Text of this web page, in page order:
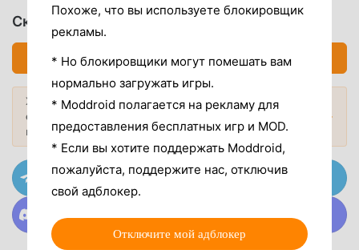
enjoy the flight, and take on an amazing international
journey!FEATURES: - An airplane game for kids;- Ultra-real
airport processes: check-in, security, boarding and more;-
Well-equipped airport facilities: check-in gates, security
checkpoints, shuttles and more;- Various airport goods:
clothes, toys, special snacks and more;- Lots of airport
characters to play: passengers, flight attendants, security
inspectors and more;- Enjoy the flight: have snacks, have a
drink, and take a nap!- Experience international travel:
Brazil, Japan, United States, Egypt!About BabyBus
—————At BabyBus, we dedicate ourselves to sparking
kids' creativity, imagination and curiosity,and designing our
products through the kids' perspective to help them
Скачать 宝宝机场 (MOD, Unlocked)
Скачать APK (99.29MB)
Хотите больше? Просмотрите
самые популярные Mod APK
года.
Популярные моды →
Присоединяйтесь к @MODDROID.CO на канале
Discord
Похоже, что вы используете блокировщик
рекламы.
* Но блокировщики могут помешать вам
нормально загружать игры.
* Moddroid полагается на рекламу для
предоставления бесплатных игр и MOD.
* Если вы хотите поддержать Moddroid,
пожалуйста, поддержите нас, отключив
свой адблокер.
Отключите мой адблокер